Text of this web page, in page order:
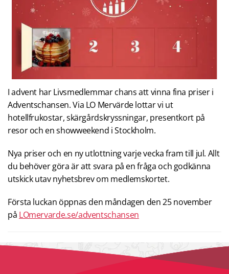
I advent har Livsmedlemmar chans att vinna fina priser i
Adventschansen. Via LO Mervärde lottar vi ut
hotellfrukostar, skärgårdskryssningar, presentkort på
resor och en showweekend i Stockholm.
Nya priser och en ny utlottning varje vecka fram till jul. Allt
du behöver göra är att svara på en fråga och godkänna
utskick utav nyhetsbrev om medlemskortet.
Första luckan öppnas den måndagen den 25 november
på LOmervarde.se/adventschansen